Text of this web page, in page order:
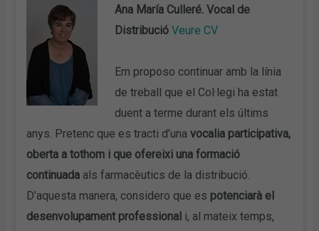
Ana María Culleré. Vocal de
DistribucióVeure CV
Em proposo continuar amb la línia
de treball que el Col·legi ha estat
duent a terme durant els últims
anys. Pretenc que es tracti d’unavocalia participativa,
oberta a tothom i que ofereixi una formació
continuada als farmacèutics de la distribució.
D’aquesta manera, considero que es potenciarà el
desenvolupament professional i, al mateix temps,